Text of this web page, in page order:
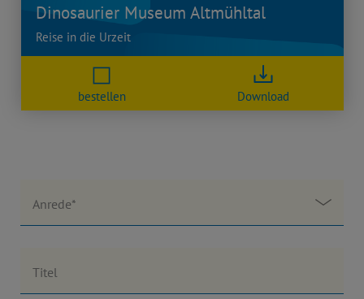
Dinosaurier Museum Altmühltal
Reise in die Urzeit
bestellen Download
Anrede*
Titel